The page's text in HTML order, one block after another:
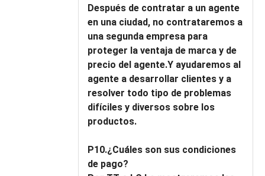
Después de contratar a un agente
en una ciudad, no contrataremos a
una segunda empresa para
proteger la ventaja de marca y de
precio del agente.Y ayudaremos al
agente a desarrollar clientes y a
resolver todo tipo de problemas
difíciles y diversos sobre los
productos.
P10.¿Cuáles son sus condiciones
de pago?